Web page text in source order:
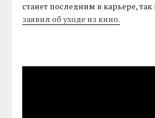
станет последним в карьере,
заявил об уходе из кино.